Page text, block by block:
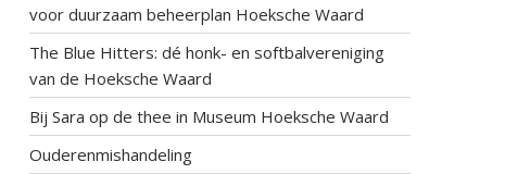
voor duurzaam beheerplan Hoeksche Waard
The Blue Hitters: dé honk- en softbalvereniging
van de Hoeksche Waard
Bij Sara op de thee in Museum Hoeksche Waard
Ouderenmishandeling